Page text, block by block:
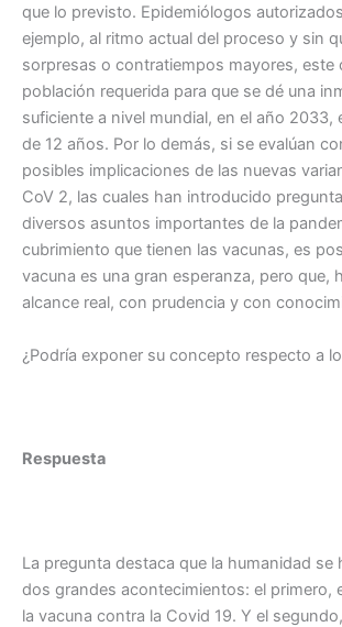
que lo previsto. Epidemiólogos
ejemplo, al ritmo actual del proceso y sin
sorpresas o contratiempos mayores, este
población requerida para que se dé una
suficiente a nivel mundial, en el año 2033,
de 12 años. Por lo demás, si se evalúan
posibles implicaciones de las nuevas
CoV 2, las cuales han introducido
diversos asuntos importantes de la
cubrimiento que tienen las vacunas, es
vacuna es una gran esperanza, pero que,
alcance real, con prudencia y con
¿Podría exponer su concepto respecto a
Respuesta
La pregunta destaca que la humanidad se
dos grandes acontecimientos: el primero,
la vacuna contra la Covid 19. Y el